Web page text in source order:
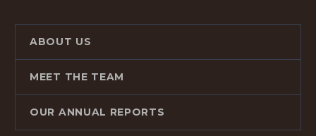
ABOUT US
MEET THE TEAM
OUR ANNUAL REPORTS